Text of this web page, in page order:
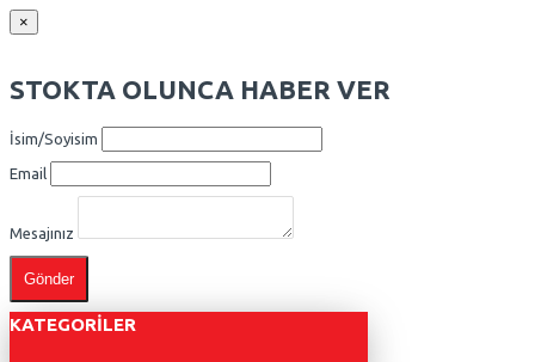
×
STOKTA OLUNCA HABER VER
İsim/Soyisim
Email
Mesajınız
Gönder
KATEGORILER